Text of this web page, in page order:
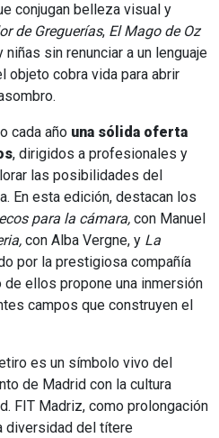
conjugan belleza visual y
de Greguerías, El Mago de Oz
sin renunciar a un lenguaje
objeto cobra vida para abrir
cada año una sólida oferta
, dirigidos a profesionales y
las posibilidades del
En esta edición, destacan los
para la cámara, con Manuel
con Alba Vergne, y La
por la prestigiosa compañía
de ellos propone una inmersión
campos que construyen el
es un símbolo vivo del
de Madrid con la cultura
FIT Madriz, como prolongación
diversidad del títere